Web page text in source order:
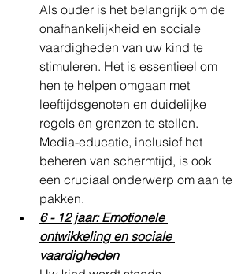
Als ouder is het belangrijk om de
onafhankelijkheid en sociale
vaardigheden van uw kind te
stimuleren. Het is essentieel om
hen te helpen omgaan met
leeftijdsgenoten en duidelijke
regels en grenzen te stellen.
Media-educatie, inclusief het
beheren van schermtijd, is ook
een cruciaal onderwerp om aan te
pakken.
6 - 12 jaar: Emotionele
ontwikkeling en sociale
vaardigheden